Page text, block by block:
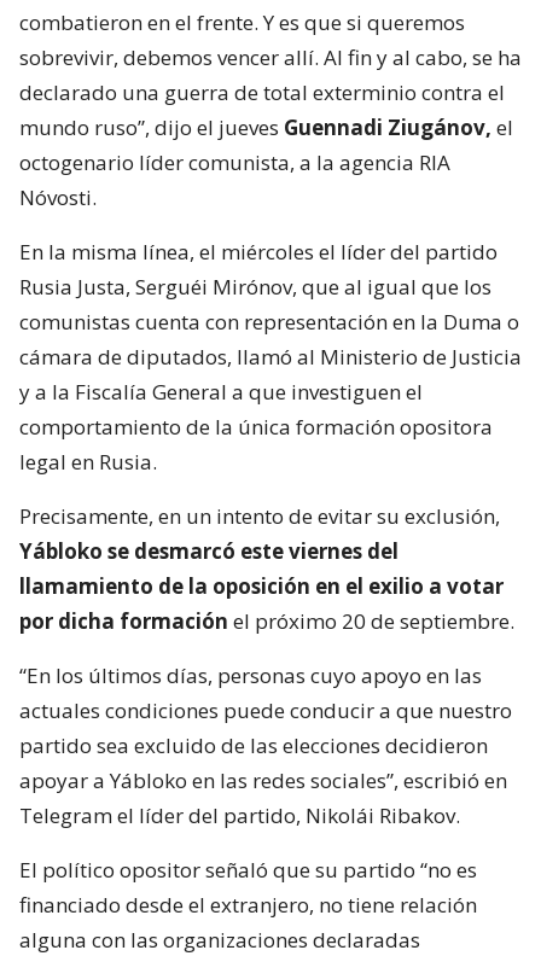
combatieron en el frente. Y es que si queremos
sobrevivir, debemos vencer allí. Al fin y al cabo, se ha
declarado una guerra de total exterminio contra el
mundo ruso”, dijo el jueves Guennadi Ziugánov, el
octogenario líder comunista, a la agencia RIA
Nóvosti.
En la misma línea, el miércoles el líder del partido
Rusia Justa, Serguéi Mirónov, que al igual que los
comunistas cuenta con representación en la Duma o
cámara de diputados, llamó al Ministerio de Justicia
y a la Fiscalía General a que investiguen el
comportamiento de la única formación opositora
legal en Rusia.
Precisamente, en un intento de evitar su exclusión,
Yábloko se desmarcó este viernes del
llamamiento de la oposición en el exilio a votar
por dicha formación el próximo 20 de septiembre.
“En los últimos días, personas cuyo apoyo en las
actuales condiciones puede conducir a que nuestro
partido sea excluido de las elecciones decidieron
apoyar a Yábloko en las redes sociales”, escribió en
Telegram el líder del partido, Nikolái Ribakov.
El político opositor señaló que su partido “no es
financiado desde el extranjero, no tiene relación
alguna con las organizaciones declaradas